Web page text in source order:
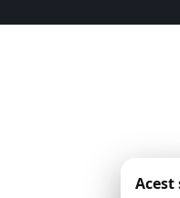
Acest